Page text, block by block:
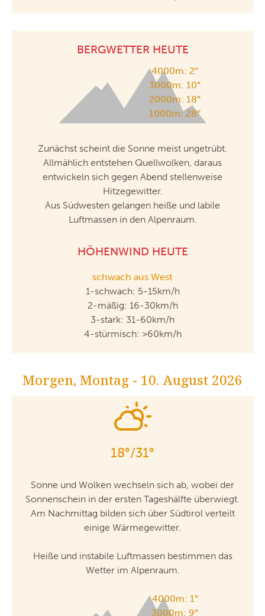
BERGWETTER HEUTE
4000m: 2°
3000m: 10°
2000m: 18°
1000m:28°
Zunächst scheint die Sonne meist ungetrübt.
Allmählich entstehen Quellwolken, daraus
entwickeln sich gegen Abend stellenweise
Hitzegewitter.
Aus Südwesten gelangen heiße und labile
Luftmassen in den Alpenraum.
HÖHENWIND HEUTE
schwach aus West
1-schwach: 5-15km/h
2-mäßig: 16-30km/h
3-stark: 31-60km/h
4-stürmisch: >60km/h
Morgen, Montag - 10. August 2026
18°/31°
Sonne und Wolken wechseln sich ab, wobei der
Sonnenschein in der ersten Tageshälfte überwiegt.
Am Nachmittag bilden sich über Südtirol verteilt
einige Wärmegewitter.
Heiße und instabile Luftmassen bestimmen das
Wetter im Alpenraum.
4000m: 1°
3000m: 9°